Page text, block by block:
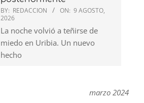
BY: REDACCION ON: 9 AGOSTO,
2026
La noche volvió a teñirse de
miedo en Uribia. Un nuevo
hecho
marzo 2024